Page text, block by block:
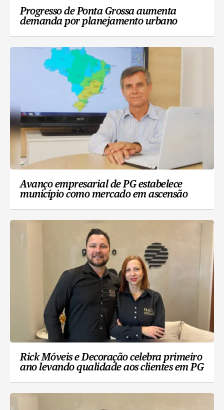
Progresso de Ponta Grossa aumenta
demanda por planejamento urbano
Avanço empresarial de PG estabelece
município como mercado em ascensão
Rick Móveis e Decoração celebra primeiro
ano levando qualidade aos clientes em PG